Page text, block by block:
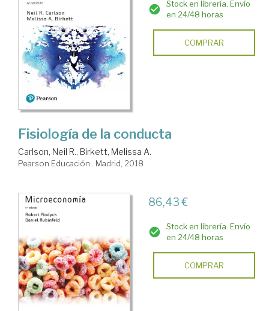
Stock en librería. Envío
en 24/48 horas
COMPRAR
Fisiología de la conducta
Carlson, Neil R.; Birkett, Melissa A.
Pearson Educación . Madrid, 2018
86,43 €
Stock en librería. Envío
en 24/48 horas
COMPRAR